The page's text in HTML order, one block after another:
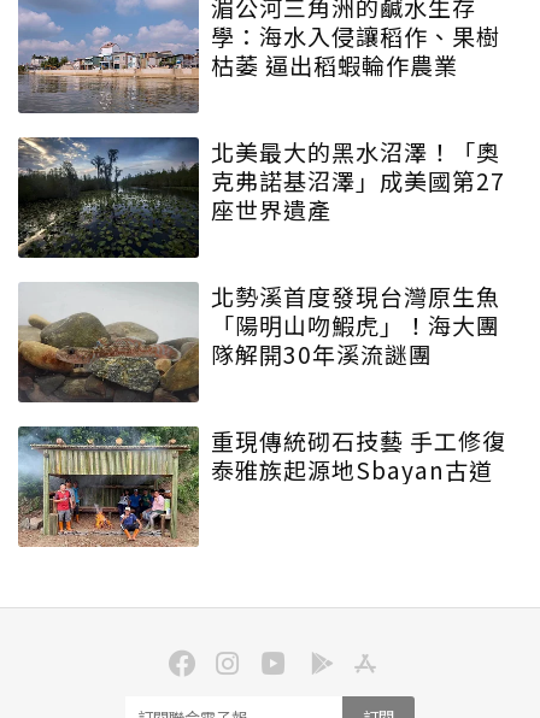
湄公河三角洲的鹹水生存
學：海水入侵讓稻作、果樹
枯萎 逼出稻蝦輪作農業
北美最大的黑水沼澤！「奧
克弗諾基沼澤」成美國第27
座世界遺產
北勢溪首度發現台灣原生魚
「陽明山吻鰕虎」！海大團
隊解開30年溪流謎團
重現傳統砌石技藝 手工修復
泰雅族起源地Sbayan古道